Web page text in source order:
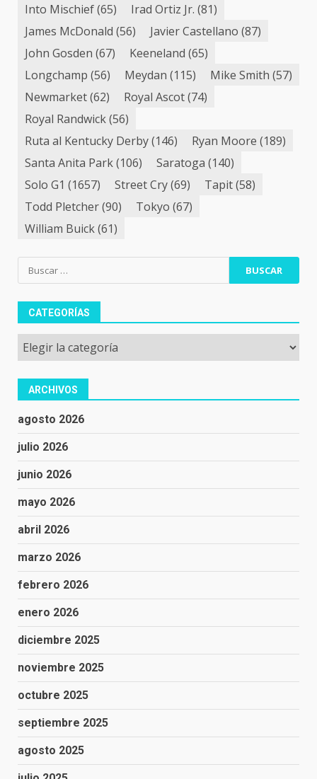
Into Mischief(65) Irad Ortiz Jr. (81)
James McDonald (56) Javier Castellano (87)
John Gosden (67) Keeneland (65)
Longchamp (56) Meydan (115) Mike Smith (57)
Newmarket(62) Royal Ascot(74)
Royal Randwick(56)
Ruta al Kentucky Derby(146) Ryan Moore (189)
Santa Anita Park(106) Saratoga (140)
Solo G1 (1657) Street Cry(69) Tapit(58)
Todd Pletcher(90) Tokyo (67)
William Buick(61)
Buscar:
CATEGORÍAS
Categorías
ARCHIVOS
agosto 2026
julio 2026
junio 2026
mayo 2026
abril 2026
marzo 2026
febrero 2026
enero 2026
diciembre 2025
noviembre 2025
octubre 2025
septiembre 2025
agosto 2025